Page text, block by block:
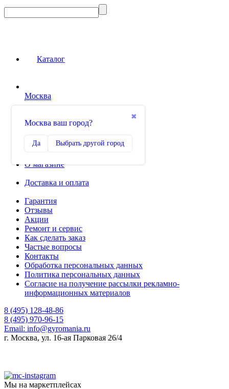
Каталог
Москва
✖
Москва ваш город?
Да Выбрать другой город
0
Избранное
О магазине
Доставка и оплата
Гарантия
Отзывы
Акции
Ремонт и сервис
Как сделать заказ
Частые вопросы
Контакты
Обработка персональных данных
Политика персональных данных
Согласие на получение рассылки рекламно-
информационных материалов
8 (495) 128-48-86
8 (495) 970-96-15
Email: info@gyromania.ru
г. Москва, ул. 16-ая Парковая 26/4
Мы на маркетплейсах